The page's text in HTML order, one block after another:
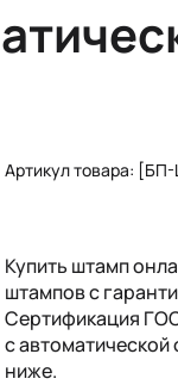
Артикул товара:
Купить штамп
штампов с
Сертификация
с
ниже.